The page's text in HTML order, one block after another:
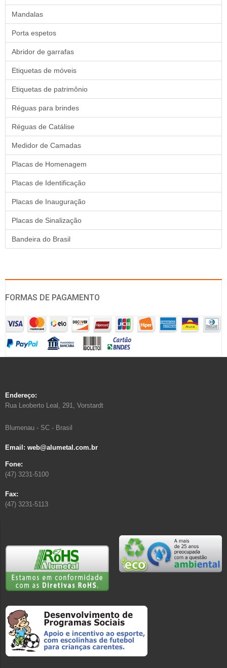
Mandalas
Porta espetos
Abridor de garrafas
Etiquetas de móveis
Etiquetas de patrimônio
Réguas para brindes
Réguas de Catálise
Medidor de Camadas
Placas de Homenagem
Placas de Identificação
Placas de Inauguração
Placas de Sinalização
Bandeira do Brasil
FORMAS DE PAGAMENTO
Endereço:
Rua Leoberto Leal, 291, Vorstardt
Blumenau - SC - Brasil
Email: web@alumetal.com.br
Fone:
(47) 3231-5100
Fax:
(47) 3231-5113